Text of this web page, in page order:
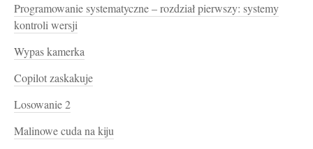
Programowanie systematyczne – rozdział pierwszy: systemy
kontroli wersji
Wypas kamerka
Copilot zaskakuje
Losowanie 2
Malinowe cuda na kiju